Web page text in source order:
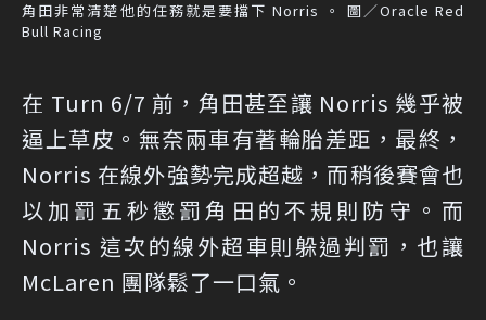
角田非常清楚他的任務就是要擋下 Norris 。 圖／Oracle Red
Bull Racing
在 Turn 6/7 前，角田甚至讓 Norris 幾乎被
逼上草皮。無奈兩車有著輪胎差距，最終，
Norris 在線外強勢完成超越，而稍後賽會也
以加罰五秒懲罰角田的不規則防守。而
Norris 這次的線外超車則躲過判罰，也讓
McLaren 團隊鬆了一口氣。